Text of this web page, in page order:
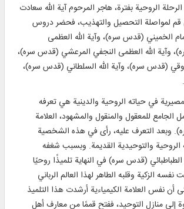
الروحية بفترة، هاجر المرحوم آية الله سعادت
لمواصلة التحصيل والتهذيب، فحضر دروس
الخميني (قدس سره)، وآية الله العظمى
وآية الله العظمى النجفي المرعشي (قدس سره)،
(قدس سره)، وآية الله السلطاني (قدس سره)،
في حياته الروحية والدينية هي تعرفه
الجامع للمعقول والمنقول والمشهود، العلامة
وبعد التعرف عليه، رأى في هذه الشخصية
الروحية والتوحيدية القديمة. وبسبب شغفه
الطباطبائي (قدس سره) في النهاية تلميذًا روحيًا
الزكية وقلبه الطاهر لهذا العالم الرباني
أن نفس العلامة الكيمياءية أرشدت هذا التلميذ
منازل التوحيد، ففتح قممًا من معارف أهل